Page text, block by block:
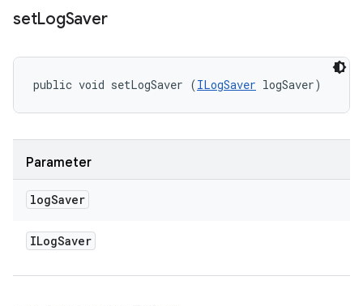
setLogSaver
public void setLogSaver (ILogSaver logSaver)
Parameter
logSaver
ILogSaver